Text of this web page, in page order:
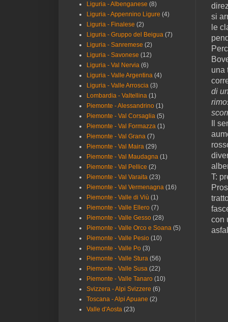
si
le
una
di
Il
T:
con
Liguria - Albenganese (8)
Liguria - Appennino Ligure (4)
Liguria - Finalese (2)
Liguria - Gruppo del Beigua (7)
Liguria - Sanremese (2)
Liguria - Savonese (12)
Liguria - Val Nervia (6)
Liguria - Valle Argentina (4)
Liguria - Valle Arroscia (3)
Lombardia - Valtellina (1)
Piemonte - Alessandrino (1)
Piemonte - Val Corsaglia (5)
Piemonte - Val Formazza (1)
Piemonte - Val Grana (7)
Piemonte - Val Maira (29)
Piemonte - Val Maudagna (1)
Piemonte - Val Pellice (2)
Piemonte - Val Varaita (23)
Piemonte - Val Vermenagna (16)
Piemonte - Valle di Viù (1)
Piemonte - Valle Ellero (7)
Piemonte - Valle Gesso (28)
Piemonte - Valle Orco e Soana (5)
Piemonte - Valle Pesio (10)
Piemonte - Valle Po (3)
Piemonte - Valle Stura (56)
Piemonte - Valle Susa (22)
Piemonte - Valle Tanaro (10)
Svizzera - Alpi Svizzere (6)
Toscana - Alpi Apuane (2)
Valle d'Aosta (23)